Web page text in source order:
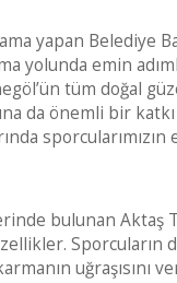
yapan Belediye
yolunda emin
tüm doğal
da önemli bir
sporcularımızın
bulunan Aktaş
Sporcuların
uğraşısını